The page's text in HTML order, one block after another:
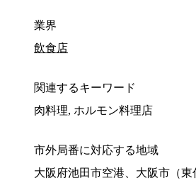
業界
飲食店
関連するキーワード
肉料理, ホルモン料理店
市外局番に対応する地域
大阪府池田市空港、大阪市（東